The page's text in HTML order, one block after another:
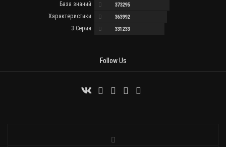
База знаний 373295
Характеристики 363992
3 Серия 331233
Follow Us